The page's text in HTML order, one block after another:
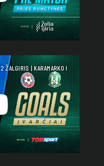
ŽALGIRIS | KARAMARKO I